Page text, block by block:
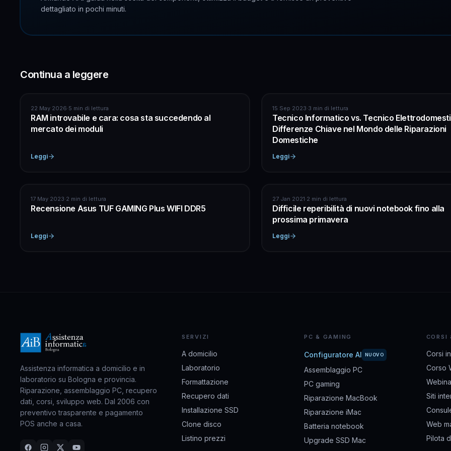
dettagliato in pochi minuti.
Continua a leggere
ASSISTENZA COMPUTER
22 May 2026·5 min di lettura
RAM introvabile e cara: cosa sta succedendo al
mercato dei moduli
Leggi
INFORMATICA
15 Sep 2023·3 min di lettura
Tecnico Informatico vs. Tecnico
Differenze Chiave nel Mondo delle Riparazioni
Domestiche
Leggi
HARDWARE
17 May 2023·2 min di lettura
Recensione Asus TUF GAMING Plus WIFI DDR5
Leggi
INFORMATICA
27 Jan 2021·2 min di lettura
Difficile reperibilità di nuovi notebook fino alla
prossima primavera
Leggi
Assistenza informatica a domicilio e in
laboratorio su Bologna e provincia.
Riparazione, assemblaggio PC, recupero
dati, corsi, sviluppo web. Dal 2006 con
preventivo trasparente e pagamento
POS anche a casa.
SERVIZI
A domicilio
Laboratorio
Formattazione
Recupero dati
Installazione SSD
Clone disco
Listino prezzi
PC & GAMING
Configuratore AI NUOVO
Assemblaggio PC
PC gaming
Riparazione MacBook
Riparazione iMac
Batteria notebook
Upgrade SSD Mac
CORSI
Corsi
Corso
Siti
Web
Pilota